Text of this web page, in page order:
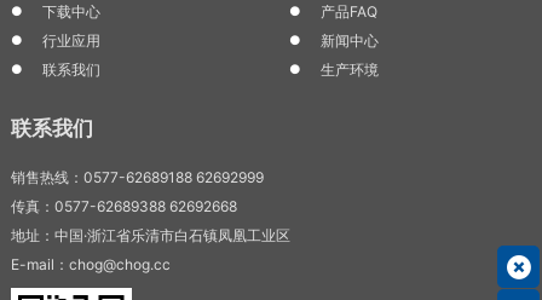
下载中心
产品FAQ
行业应用
新闻中心
联系我们
生产环境
联系我们
销售热线：0577-62689188 62692999
传真：0577-62689388 62692668
地址：中国·浙江省乐清市白石镇凤凰工业区
E-mail：chog@chog.cc